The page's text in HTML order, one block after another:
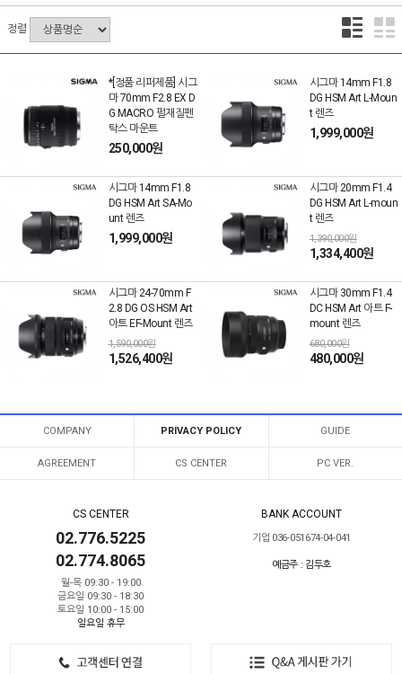
정렬
*[정품 리퍼제품] 시그
마 70mm F2.8 EX D
G MACRO 펄재질펜
탁스 마운트
250,000원
시그마 14mm F1.8
DG HSM Art L-Moun
t 렌즈
1,999,000원
시그마 14mm F1.8
DG HSM Art SA-Mo
unt 렌즈
1,999,000원
시그마 20mm F1.4
DG HSM Art L-moun
t 렌즈
1,390,000원
1,334,400원
시그마 24-70mm F
2.8 DG OS HSM Art
아트 EF-Mount 렌즈
1,590,000원
1,526,400원
시그마 30mm F1.4
DC HSM Art 아트 F-
mount 렌즈
680,000원
480,000원
COMPANY PRIVACY POLICY GUIDE
AGREEMENT CS CENTER PC VER.
CS CENTER
02.776.5225
02.774.8065
월-목 09:30 - 19:00
금요일 09:30 - 18:30
토요일 10:00 - 15:00
일요일 휴무
BANK ACCOUNT
기업 036-051674-04-041
예금주 : 김두호